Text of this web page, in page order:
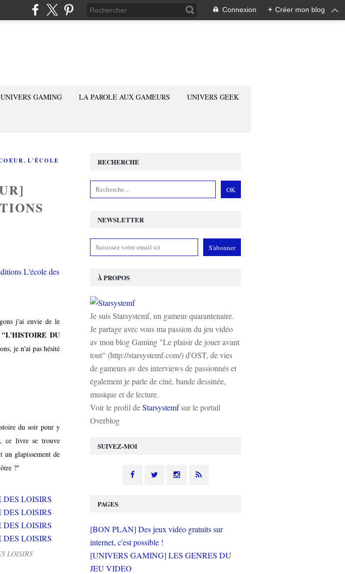
Connexion + Créer mon blog
UNIVERS GAMING LA PAROLE AUX GAMEURS UNIVERS GEEK
, L'ÉCOLE
j'ai envie de le
"L'HISTOIRE DU
je n'ai pas hésité
du soir pour y
ce livre se trouve
glapissement de
?"
LOISIRS
NEWSLETTER
SUIVEZ-MOI
RECHERCHE
À PROPOS
Je suis Starsystemf, un gameur quarantenaire.
Je partage avec vous ma passion du jeu vidéo
av mon blog Gaming "Le plaisir de jouer avant
tout" (http://starsystemf.com/) d'OST, de vies
de gameurs av des interviews de passionnés et
également je parle de ciné, bande dessinée,
musique et de lecture.
Voir le profil deStarsystemfsur le portail
Overblog
PAGES
[BON PLAN] Des jeux vidéo gratuits sur
internet, c'est possible !
[UNIVERS GAMING] LES GENRES DU
JEU VIDEO